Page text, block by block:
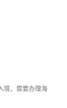
境，需要办理海